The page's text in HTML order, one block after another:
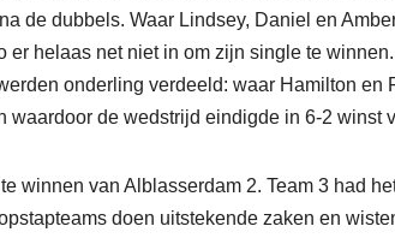
de dubbels. Waar Lindsey, Daniel en
helaas net niet in om zijn single te
onderling verdeeld: waar Hamilton en
de wedstrijd eindigde in 6-2 winst
winnen van Alblasserdam 2. Team 3 had
doen uitstekende zaken en